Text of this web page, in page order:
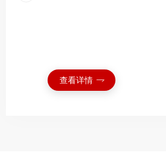
查看详情
加入更多代理类的产品；5、技
章...
查看详情
查看详情